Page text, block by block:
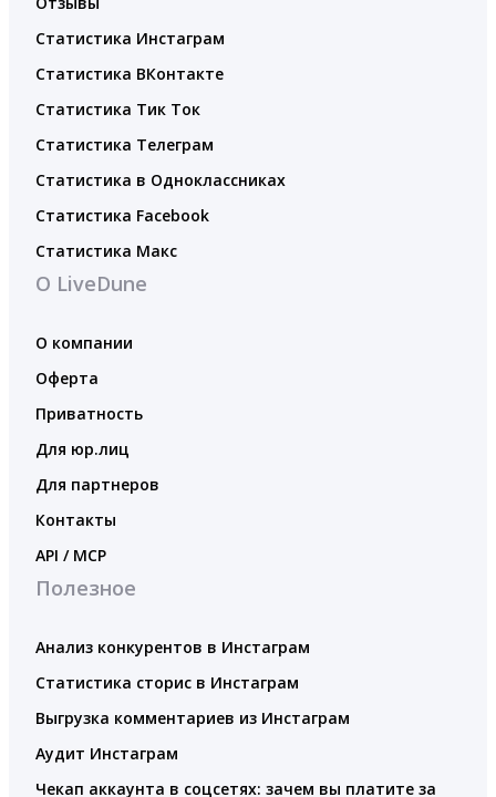
Статистика Инстаграм
Статистика ВКонтакте
Статистика Тик Ток
Статистика Телеграм
Статистика в Одноклассниках
Статистика Facebook
Статистика Макс
О LiveDune
О компании
Оферта
Приватность
Для юр.лиц
Для партнеров
Контакты
API / MCP
Полезное
Анализ конкурентов в Инстаграм
Статистика сторис в Инстаграм
Выгрузка комментариев из Инстаграм
Аудит Инстаграм
Чекап аккаунта в соцсетях: зачем вы платите за